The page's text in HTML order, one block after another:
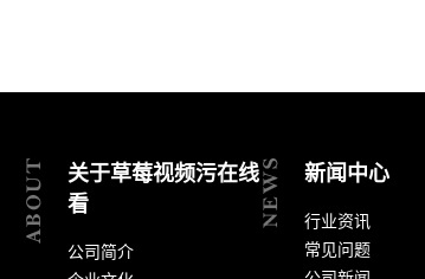
关于草莓视频污在线
看
公司简介
新闻中心
行业资讯
常见问题